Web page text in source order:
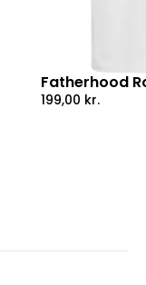
Fatherhood
199,00 kr.